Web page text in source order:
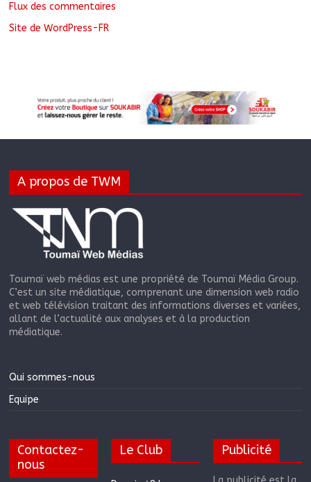
Flux des commentaires
Site de WordPress-FR
A propos de TWM
Toumaï web médias est une propriété de Toumaï Média Group.
C’est un site médiatique, comprenant une dimension web radio
et web télévision traitant des informations diverses et variées,
allant de l’actualité aux analyses et à la production
médiatique.
Qui sommes-nous
Equipe
Contactez-
nous
Le Club Publicité